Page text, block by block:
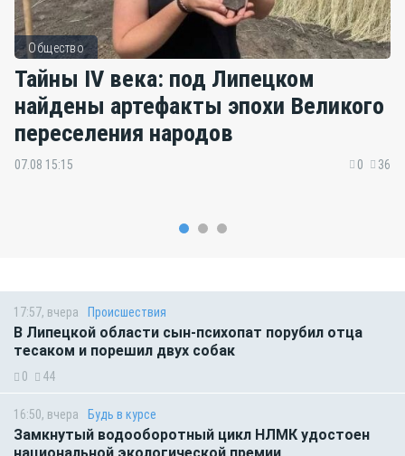
Общество
Тайны IV века: под Липецком
найдены артефакты эпохи Великого
переселения народов
07.08 15:15 0 36
17:57, вчера Происшествия
В Липецкой области сын-психопат порубил отца
тесаком и порешил двух собак
0 44
16:50, вчера Будь в курсе
Замкнутый водооборотный цикл НЛМК удостоен